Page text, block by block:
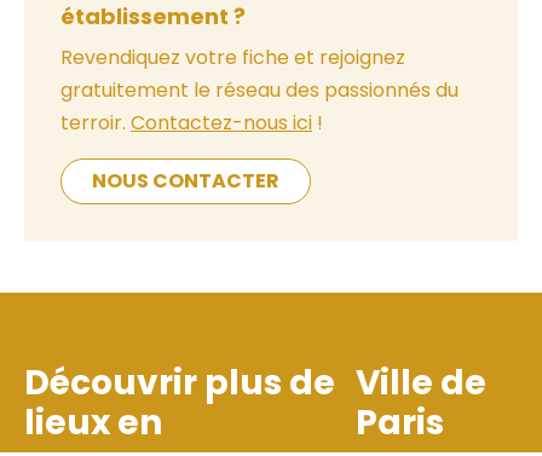
établissement ?
Revendiquez votre fiche et rejoignez
gratuitement le réseau des passionnés du
terroir. Contactez-nous ici !
NOUS CONTACTER
Découvrir plus de
lieux en
Ville de
Paris